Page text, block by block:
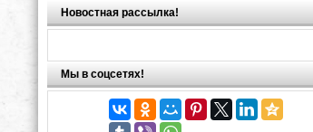
Новостная рассылка!
Мы в соцсетях!